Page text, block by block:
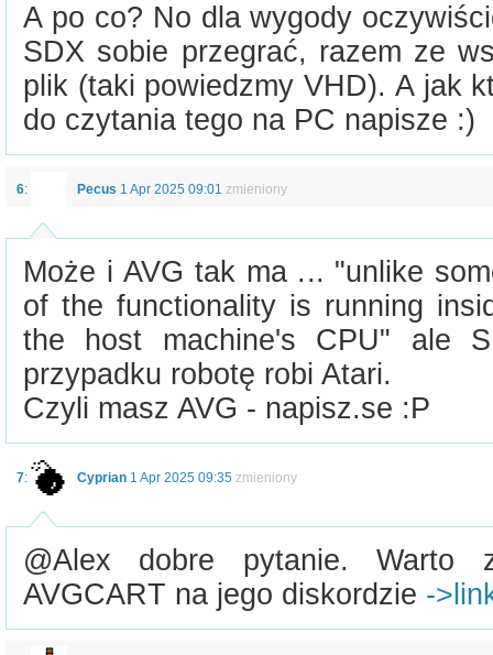
A po co? No dla wygody
SDX sobie przegrać, razem ze
plik (taki powiedzmy VHD). A jak
do czytania tego na PC napisze :)
6: Pecus 1 Apr 2025 09:01 zmieniony
Może i AVG tak ma ... "unlike
of the functionality is running
the host machine's CPU" ale
przypadku robotę robi Atari.
Czyli masz AVG - napisz.se :P
7: Cyprian 1 Apr 2025 09:35 zmieniony
@Alex dobre pytanie. Warto
AVGCART na jego diskordzie -